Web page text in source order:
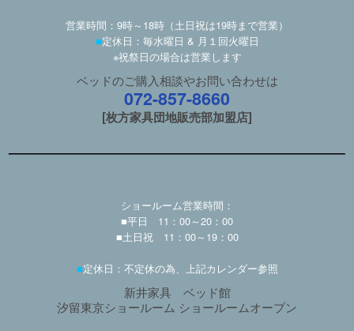
営業時間：9時～18時（土日祝は19時まで営業）
■定休日：毎水曜日 & 月１回火曜日
※祝祭日の場合は営業します
ベッドのご購入相談やお問い合わせは
072-857-8660
[枚方家具団地販売部加盟店]
ショールーム営業時間：
■平日 11：00～20：00
■土日祝 11：00～19：00
■定休日：不定休の為、上記カレンダー参照
新井家具 ベッド館
汐留東京ショールーム ショールームオープン